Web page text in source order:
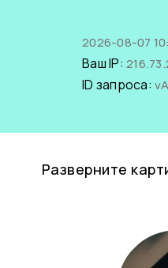
2026-08-07
Ваш IP:
ID запроса:
Разверните